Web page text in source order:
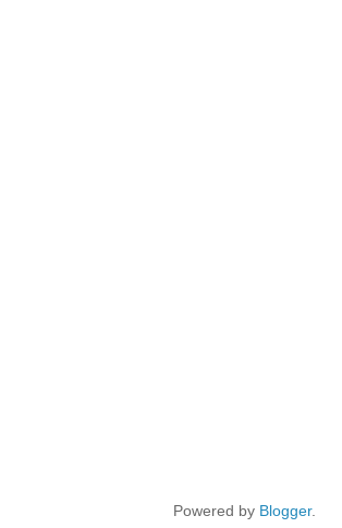
Powered by Blogger.